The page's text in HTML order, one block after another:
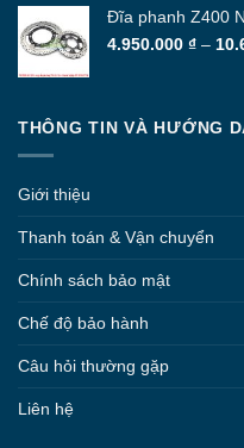
Đĩa phanh Z400
4.950.000 ₫ –
THÔNG TIN VÀ HƯỚNG
Giới thiệu
Thanh toán & Vận chuyển
Chính sách bảo mật
Chế độ bảo hành
Câu hỏi thường gặp
Liên hệ